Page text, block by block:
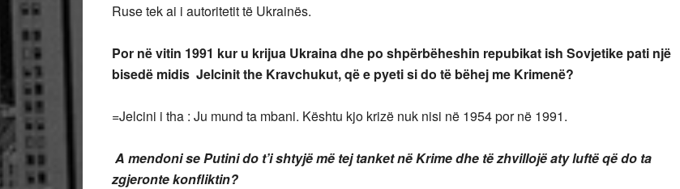
Ruse tek ai i autoritetit të Ukrainës.
Por në vitin 1991 kur u krijua Ukraina dhe po shpërbëheshin repubikat ish Sovjetike pati një
bisedë midis Jelcinit the Kravchukut, që e pyeti si do të bëhej me Krimenë?
=Jelcini i tha : Ju mund ta mbani. Kështu kjo krizë nuk nisi në 1954 por në 1991.
A mendoni se Putini do t’i shtyjë më tej tanket në Krime dhe të zhvillojë aty luftë që do ta
zgjeronte konfliktin?